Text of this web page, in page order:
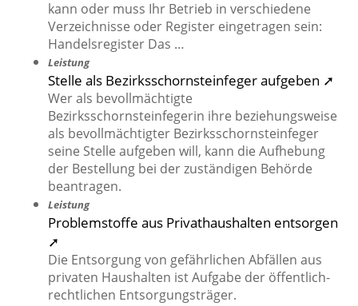
kann oder muss Ihr Betrieb in verschiedene
Verzeichnisse oder Register eingetragen sein:
Handelsregister Das …
Leistung
Stelle als Bezirksschornsteinfeger aufgeben ➚
Wer als bevollmächtigte
Bezirksschornsteinfegerin ihre beziehungsweise
als bevollmächtigter Bezirksschornsteinfeger
seine Stelle aufgeben will, kann die Aufhebung
der Bestellung bei der zuständigen Behörde
beantragen.
Leistung
Problemstoffe aus Privathaushalten entsorgen
➚
Die Entsorgung von gefährlichen Abfällen aus
privaten Haushalten ist Aufgabe der öffentlich-
rechtlichen Entsorgungsträger.